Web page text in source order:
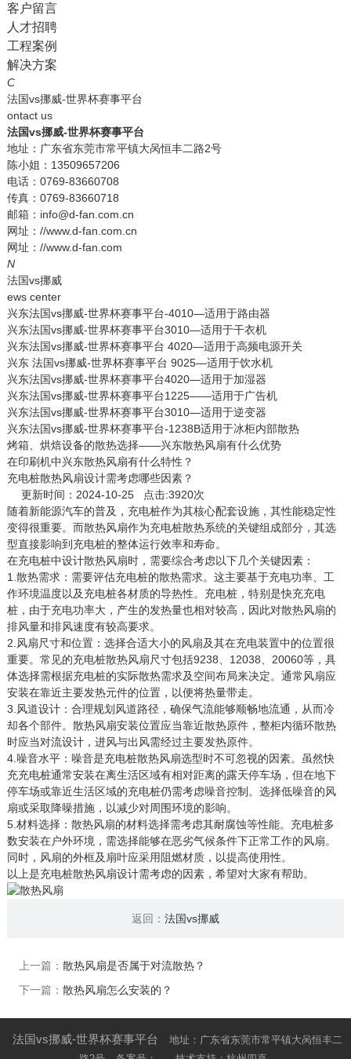
客户留言
人才招聘
工程案例
解决方案
C
法国vs挪威-世界杯赛事平台
ontact us
法国vs挪威-世界杯赛事平台
地址：广东省东莞市常平镇大呙恒丰二路2号
陈小姐：13509657206
电话：0769-83660708
传真：0769-83660718
邮箱：info@d-fan.com.cn
网址：//www.d-fan.com.cn
网址：//www.d-fan.com
N
法国vs挪威
ews center
兴东法国vs挪威-世界杯赛事平台-4010—适用于路由器
兴东法国vs挪威-世界杯赛事平台3010—适用于干衣机
兴东法国vs挪威-世界杯赛事平台 4020—适用于高频电源开关
兴东 法国vs挪威-世界杯赛事平台 9025—适用于饮水机
兴东法国vs挪威-世界杯赛事平台4020—适用于加湿器
兴东法国vs挪威-世界杯赛事平台1225——适用于广告机
兴东法国vs挪威-世界杯赛事平台3010—适用于逆变器
兴东法国vs挪威-世界杯赛事平台-1238B适用于冰柜内部散热
烤箱、烘焙设备的散热选择——兴东散热风扇有什么优势
在印刷机中兴东散热风扇有什么特性？
充电桩散热风扇设计需考虑哪些因素？
更新时间：2024-10-25 点击:3920次
随着新能源汽车的普及，充电桩作为其核心配套设施，其性能稳定性
变得很重要。而散热风扇作为充电桩散热系统的关键组成部分，其选
型直接影响到充电桩的整体运行效率和寿命。
在充电桩中设计散热风扇时，需要综合考虑以下几个关键因素：
1.散热需求：需要评估充电桩的散热需求。这主要基于充电功率、工
作环境温度以及充电桩各材质的导热性。充电桩，特别是快充充电
桩，由于充电功率大，产生的发热量也相对较高，因此对散热风扇的
排风量和排风速度有较高要求。
2.风扇尺寸和位置：选择合适大小的风扇及其在充电装置中的位置很
重要。常见的充电桩散热风扇尺寸包括9238、12038、20060等，具
体选择需根据充电桩的实际散热需求及空间布局来决定。通常风扇应
安装在靠近主要发热元件的位置，以便将热量带走。
3.风道设计：合理规划风道路径，确保气流能够顺畅地流通，从而冷
却各个部件。散热风扇安装位置应当靠近散热原件，整柜内循环散热
时应当对流设计，进风与出风需经过主要发热原件。
4.噪音水平：噪音是充电桩散热风扇选型时不可忽视的因素。虽然快
充充电桩通常安装在离生活区域有相对距离的露天停车场，但在地下
停车场或靠近生活区域的充电桩仍需考虑噪音控制。选择低噪音的风
扇或采取降噪措施，以减少对周围环境的影响。
5.材料选择：散热风扇的材料选择需考虑其耐腐蚀等性能。充电桩多
数安装在户外环境，需选择能够在恶劣气候条件下正常工作的风扇。
同时，风扇的外框及扇叶应采用阻燃材质，以提高使用性。
以上是充电桩散热风扇设计需考虑的因素，希望对大家有帮助。
返回： 法国vs挪威
上一篇： 散热风扇是否属于对流散热？
下一篇： 散热风扇怎么安装的？
法国vs挪威-世界杯赛事平台
地址：广东省东莞市常平镇大呙恒丰二